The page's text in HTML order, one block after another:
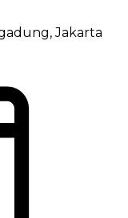
Jakarta